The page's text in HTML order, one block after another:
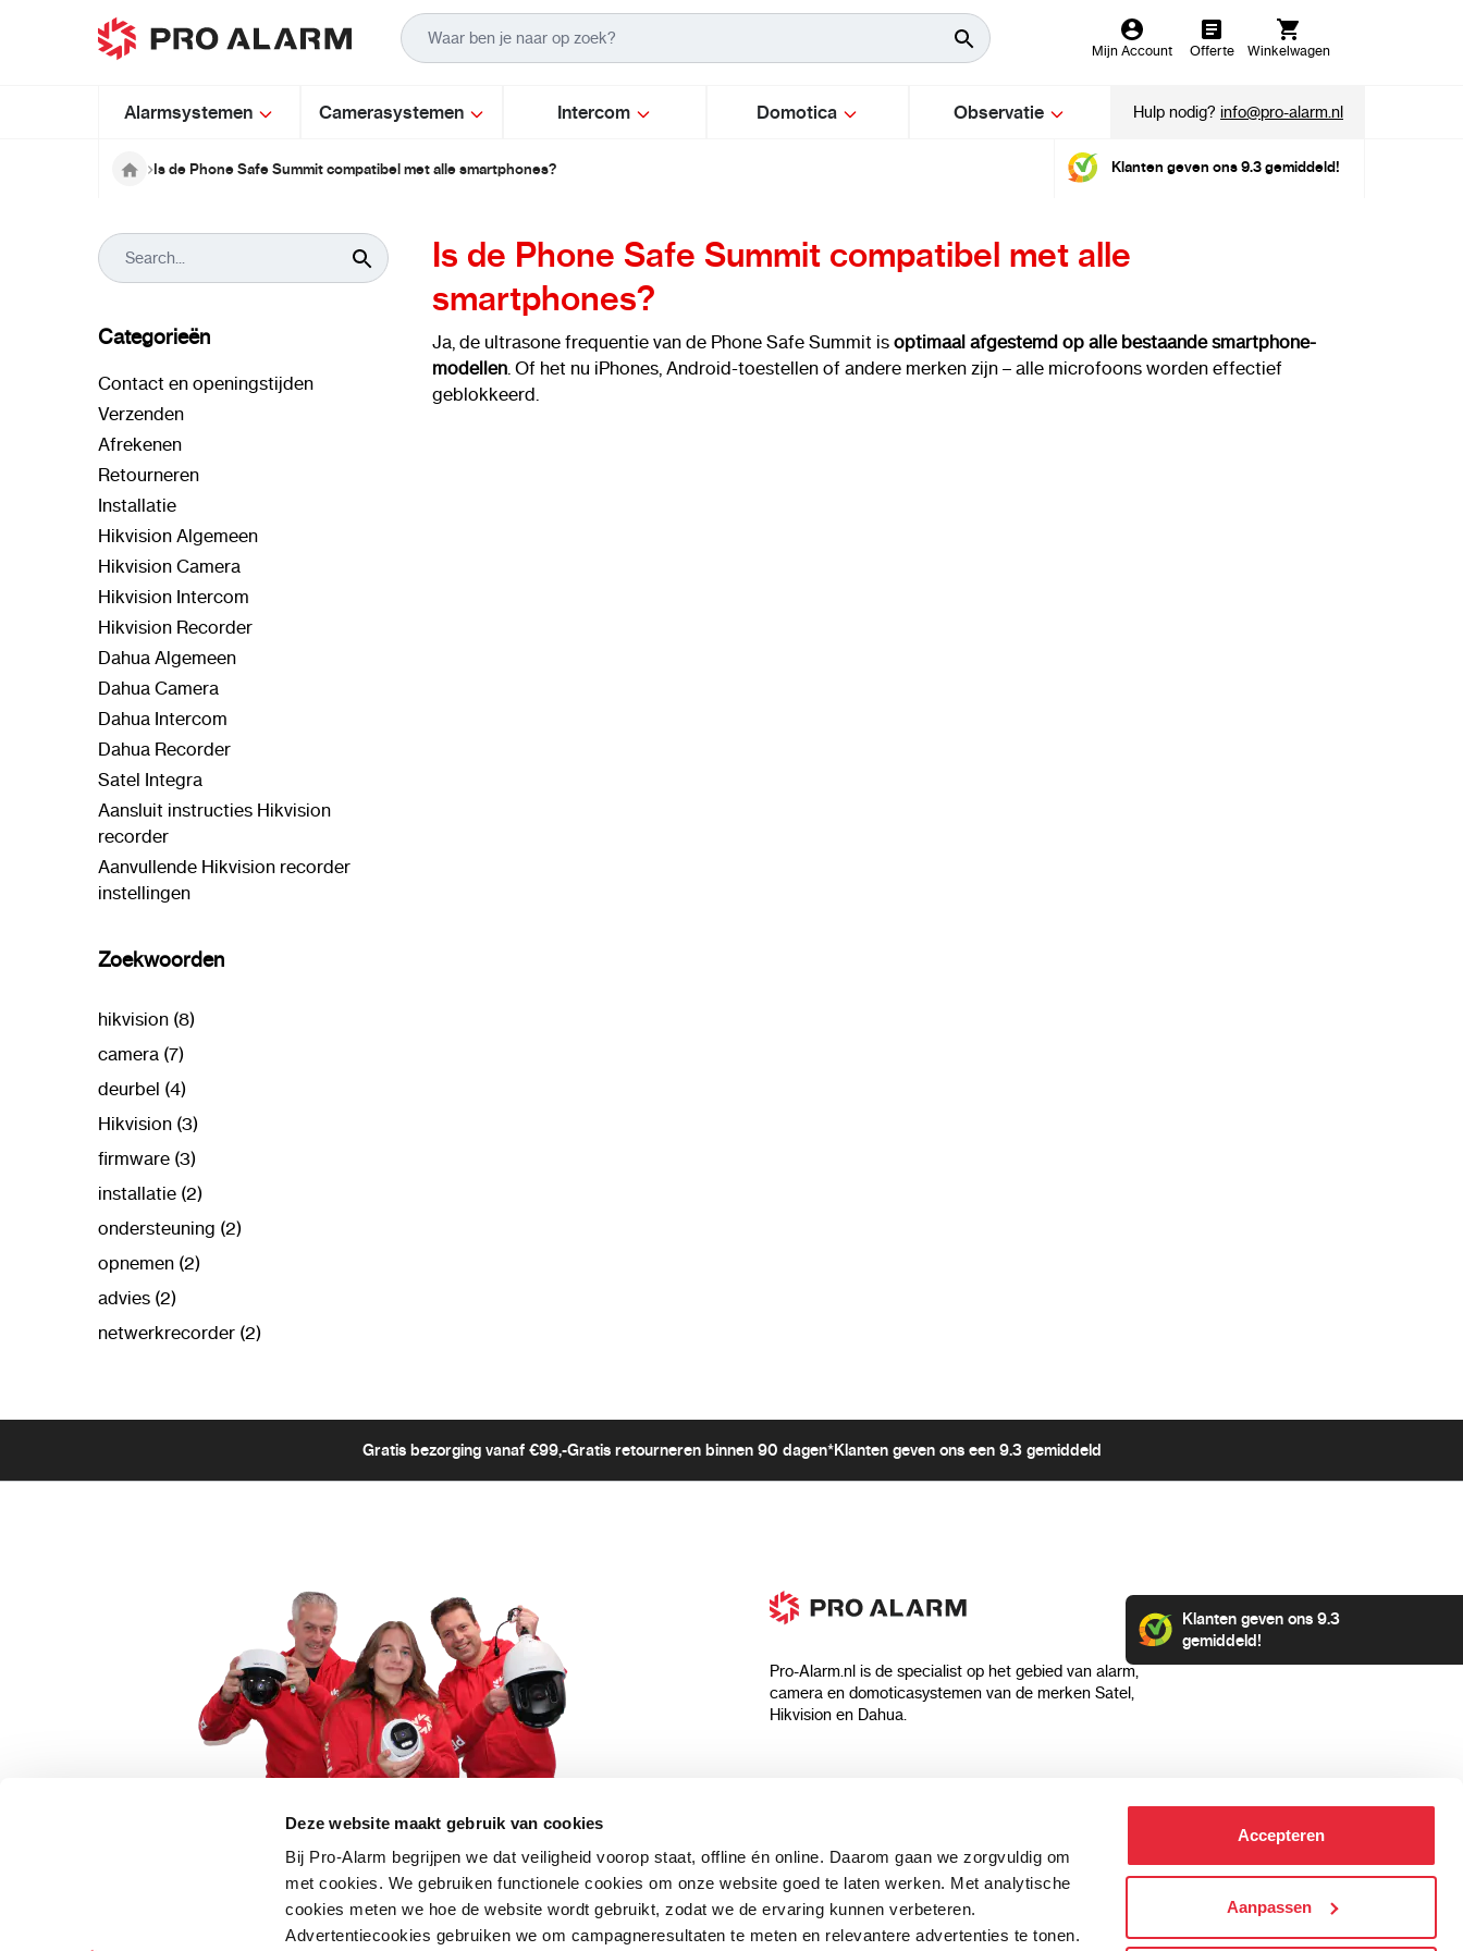
Deze website maakt gebruik van cookies
Bij Pro-Alarm begrijpen we dat veiligheid voorop staat, offline én online. Daarom gaan we zorgvuldig om
met cookies. We gebruiken functionele cookies om onze website goed te laten werken. Met analytische
cookies meten we hoe de website wordt gebruikt, zodat we de ervaring kunnen verbeteren.
Advertentiecookies gebruiken we om campagneresultaten te meten en relevantere advertenties te tonen.
Accepteren
Aanpassen
Ga naar de inhoud
Mijn Account Offerte Winkelwagen
Alarmsystemen Camerasystemen Intercom Domotica Observatie Hulp nodig?info@pro-alarm.nl
Is de Phone Safe Summit compatibel met alle smartphones? Klanten geven ons 9.3 gemiddeld!
Is de Phone Safe Summit compatibel met alle
smartphones?
Ja, de ultrasone frequentie van de Phone Safe Summit is optimaal afgestemd op alle bestaande smartphone-
modellen . Of het nu iPhones, Android-toestellen of andere merken zijn – alle microfoons worden effectief
geblokkeerd.
Categorieën
Contact en openingstijden
Verzenden
Afrekenen
Retourneren
Installatie
Hikvision Algemeen
Hikvision Camera
Hikvision Intercom
Hikvision Recorder
Dahua Algemeen
Dahua Camera
Dahua Intercom
Dahua Recorder
Satel Integra
Aansluit instructies Hikvision
recorder
Aanvullende Hikvision recorder
instellingen
Zoekwoorden
hikvision (8)
camera (7)
deurbel (4)
Hikvision (3)
firmware (3)
installatie (2)
ondersteuning (2)
opnemen (2)
advies (2)
netwerkrecorder (2)
Gratis bezorging vanaf €99,-Gratis retourneren binnen 90 dagen*Klanten geven ons een 9.3 gemiddeld
5 euro korting op je aankoop?
Schrijf je direct in voor onze nieuwsbrief en
Pro-Alarm.nl is de specialist op het gebied van alarm,
camera en domoticasystemen van de merken Satel,
Hikvision en Dahua.
Klanten geven ons 9.3
gemiddeld!
Algemene voorwaarden
Privacyverklaring
Blog
Verzending & bezorging
Aansluit instructies
Categorieën
Alarmsystemen
Beveiligingscamera's
IP camera's
Hikvision camera's